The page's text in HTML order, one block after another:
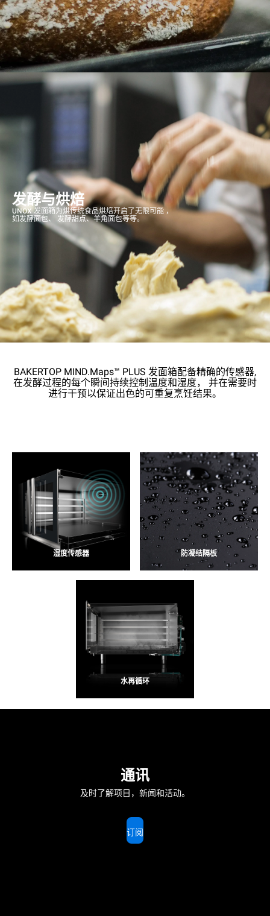
发酵与烘焙
UNOX 发面箱为烘传统食品烘焙开启了无限可能 ，
如发酵面包、 发酵甜点、羊角面包等等。
BAKERTOP MIND.Maps™ PLUS 发面箱配备精确的传感器,
在发酵过程的每个瞬间持续控制温度和湿度， 并在需要时
进行干预以保证出色的可重复烹饪结果。
湿度传感器 防凝结隔板
水再循环
通讯
及时了解项目，新闻和活动。
订阅